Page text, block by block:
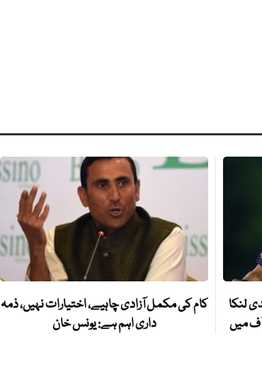
لنکا
میں
کام کی مکمل آزادی چاہیے، اختیارات نہیں، ذمہ
داری اہم ہے: یونس خان